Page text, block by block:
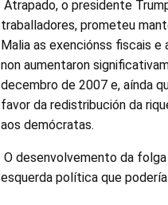
Atrapado, o presidente
traballadores, prometeu
Malia as exenciónss fiscais
non aumentaron
decembro de 2007 e, aínda
favor da redistribución da
aos demócratas.
O desenvolvemento da folga
esquerda política que